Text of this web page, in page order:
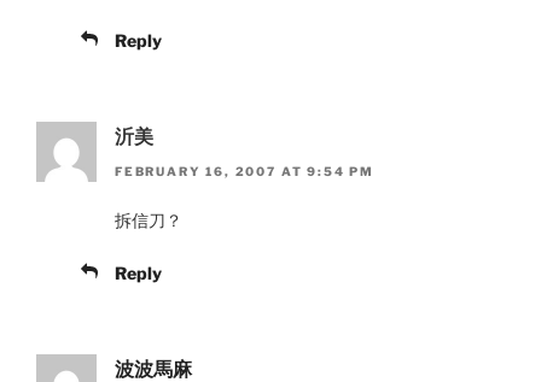
Reply
沂美
FEBRUARY 16, 2007 AT 9:54 PM
拆信刀？
Reply
波波馬麻